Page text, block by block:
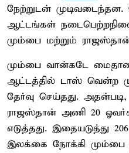
நேற்றுடன்
ஆட்டங்கள்
மும்பை மற்றும்
மும்பை வான்கடே
ஆட்டத்தில் டாஸ் வென்ற
தேர்வு செய்தது.
ராஜஸ்தான் அணி 20
எடுத்தது. இதையடுத்து
இலக்கை நோக்கி